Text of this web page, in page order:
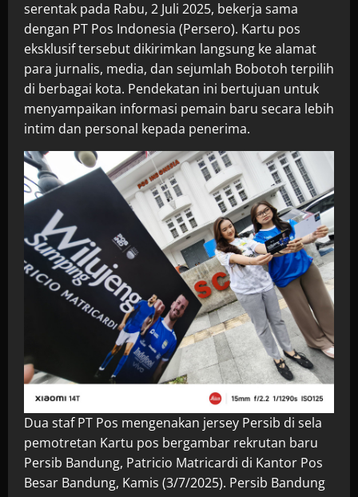
serentak pada Rabu, 2 Juli 2025, bekerja sama
dengan PT Pos Indonesia (Persero). Kartu pos
eksklusif tersebut dikirimkan langsung ke alamat
para jurnalis, media, dan sejumlah Bobotoh terpilih
di berbagai kota. Pendekatan ini bertujuan untuk
menyampaikan informasi pemain baru secara lebih
intim dan personal kepada penerima.
Dua staf PT Pos mengenakan jersey Persib di sela
pemotretan Kartu pos bergambar rekrutan baru
Persib Bandung, Patricio Matricardi di Kantor Pos
Besar Bandung, Kamis (3/7/2025). Persib Bandung